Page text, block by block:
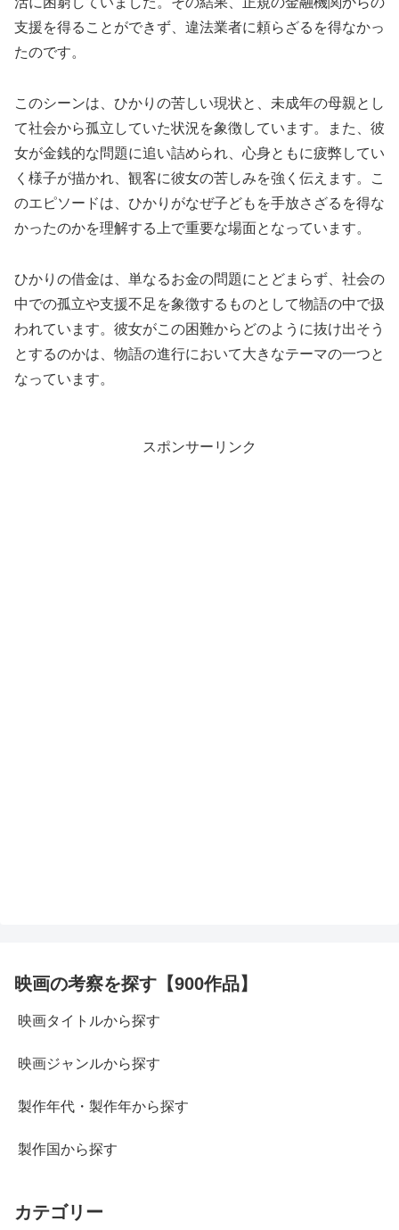
支援を得ることができず、違法業者に頼らざるを得なかっ
たのです。
このシーンは、ひかりの苦しい現状と、未成年の母親とし
て社会から孤立していた状況を象徴しています。また、彼
女が金銭的な問題に追い詰められ、心身ともに疲弊してい
く様子が描かれ、観客に彼女の苦しみを強く伝えます。こ
のエピソードは、ひかりがなぜ子どもを手放さざるを得な
かったのかを理解する上で重要な場面となっています。
ひかりの借金は、単なるお金の問題にとどまらず、社会の
中での孤立や支援不足を象徴するものとして物語の中で扱
われています。彼女がこの困難からどのように抜け出そう
とするのかは、物語の進行において大きなテーマの一つと
なっています。
スポンサーリンク
映画の考察を探す【900作品】
映画タイトルから探す
映画ジャンルから探す
製作年代・製作年から探す
製作国から探す
カテゴリー